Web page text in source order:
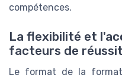
compétences.
La flexibilité et
facteurs de
Le format de la